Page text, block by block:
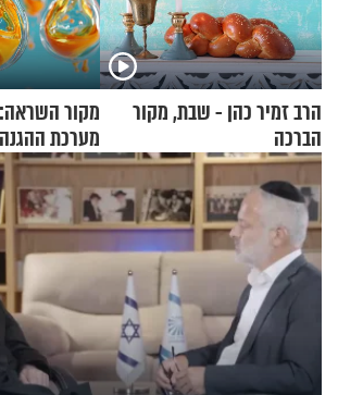
הרב זמיר כהן - שבת, מקור
הברכה
מקור
מערכת